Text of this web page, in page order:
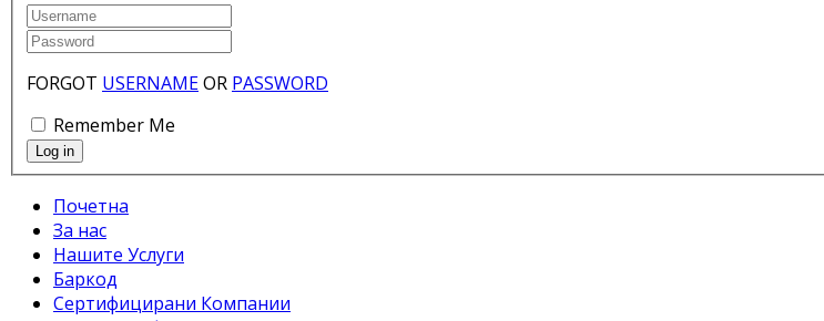
FORGOT USERNAMEOR PASSWORD
Remember Me
Почетна
За нас
Нашите Услуги
Баркод
Сертифицирани Компании